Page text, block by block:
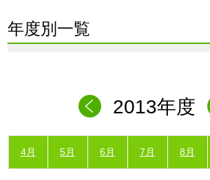
年度別一覧
2013年度
4月 5月 6月 7月 8月